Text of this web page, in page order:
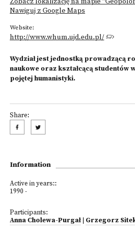
Nawiguj z Google Maps
Website:
http://www.whum.ujd.edu.pl/
Wydział jest jednostką prowadzącą
naukowe oraz kształcącą studentów
pojętej humanistyki.
Share:
Information
Active in years::
1990 -
Participants:
Anna Cholewa-Purgał| Grzegorz